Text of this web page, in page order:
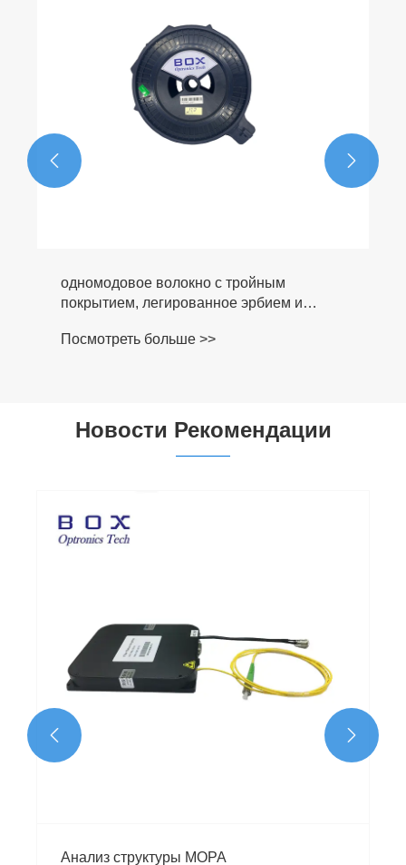
одномодовое волокно с тройным
покрытием, легированное эрбием и
Посмотреть больше >>
 
Новости Рекомендации
Анализ структуры MOPA
 